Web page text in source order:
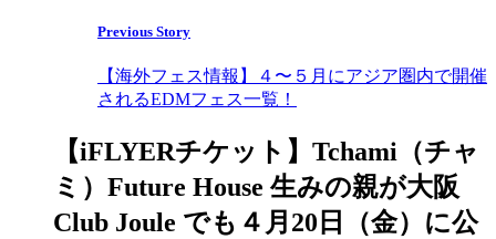
Previous Story
【海外フェス情報】４〜５月にアジア圏内で開催
されるEDMフェス一覧！
【iFLYERチケット】Tchami（チャ
ミ）Future House 生みの親が大阪
Club Joule でも４月20日（金）に公